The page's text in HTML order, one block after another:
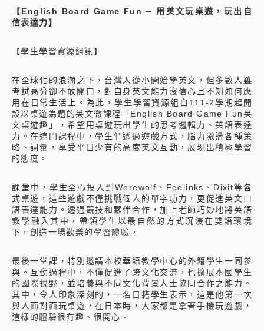
【English Board Game Fun ─ 用英文玩桌遊，玩出自
信表達力】
【學生學習資源組訊】
在全球化的浪潮之下，台灣人從小開始學英文，但多數人雖
考試高分卻不敢開口，對自身英文能力沒信心且不知如何應
用在日常生活上。為此，學生學習資源組自111-2學期起開
設以桌遊為題的英文微課程「English Board Game Fun英
文桌遊趣」，希望用桌遊玩出學生的思考邏輯力、英語表達
力。在這門課程中，學生們透過遊戲方式，腦力激盪各種策
略、詞彙，享受平日少有的高度英文互動，展現出積極學習
的態度。
課堂中，學生全心投入到Werewolf、Feelinks、Dixit等各
式桌遊，這些遊戲不僅挑戰個人的單字功力，更促進英文口
語表達能力。透過競技和夥伴合作，加上老師巧妙地將英語
教學融入其中，帶領學生以最自然的方式沉浸在雙語環境
下，創造一場歡樂的學習體驗。
最後一堂課，特別邀請本校華語教學中心的外籍學生一同參
與。互動過程中，不僅促進了跨文化交流，也擴展本國學生
的國際視野，並培養與不同文化背景人士協同合作之能力。
其中，令人印象深刻的，一名日籍學生表示，這是他第一次
與人面對面玩桌遊，在日本時，大家都是拿著手機玩遊戲，
這樣的體驗很有趣、很開心。